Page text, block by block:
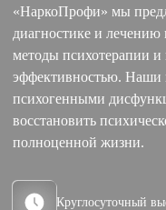
«НаркоПрофи» мы
диагностике и лечению
методы психотерапии и
эффективностью. Наши
психогенными
восстановить
полноценной жизни.
Круглосуточный